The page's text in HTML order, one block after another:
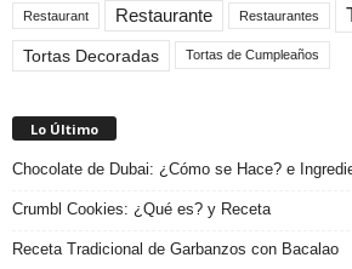
Restaurant Restaurante Restaurantes
Tortas Decoradas Tortas de Cumpleaños
Lo Último
Chocolate de Dubai: ¿Cómo se Hace? e
Crumbl Cookies: ¿Qué es? y Receta
Receta Tradicional de Garbanzos con Bacalao